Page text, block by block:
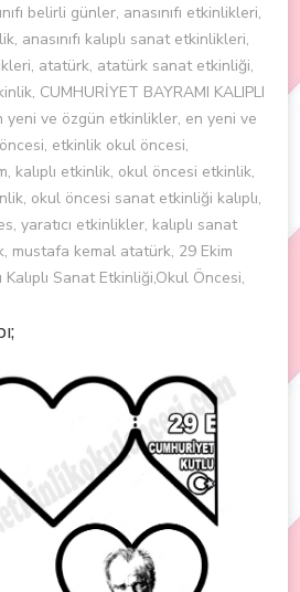
belirli günler, anasınıfı etkinlikleri,
anasınıfı kalıplı sanat etkinlikleri,
atatürk, atatürk sanat etkinliği,
CUMHURİYET BAYRAMI KALIPLI
yeni ve özgün etkinlikler, en yeni ve
etkinlik okul öncesi,
kalıplı etkinlik, okul öncesi etkinlik,
okul öncesi sanat etkinliği kalıplı,
yaratıcı etkinlikler, kalıplı sanat
mustafa kemal atatürk, 29 Ekim
Kalıplı Sanat Etkinliği,Okul Öncesi,